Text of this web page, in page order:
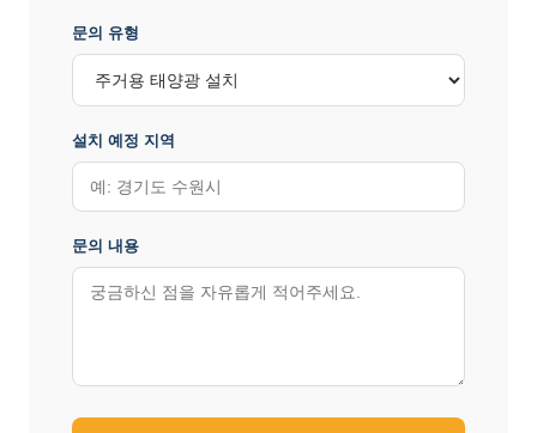
문의 유형
설치 예정 지역
문의 내용